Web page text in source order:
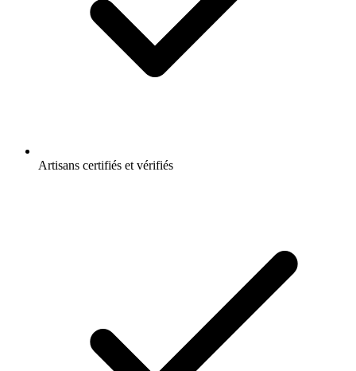
Artisans certifiés et vérifiés